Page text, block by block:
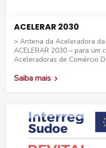
ACELERAR 2030
> Antena da Aceleradora
ACELERAR 2030 – para
Aceleradoras de Comércio
Saiba mais